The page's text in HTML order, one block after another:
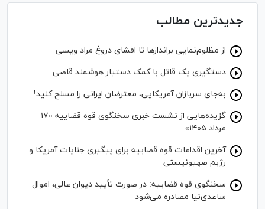
جدیدترین مطالب
از مظلوم‌نمایی برانداز‌ها تا افشای دروغ مراد ویسی
دستگیری یک قاتل با کمک دستیار هوشمند قاضی
به‌جای سربازان آمریکایی، معترضان ایرانی را مسلح کنید!
گزیده‌هایی از نشست خبری سخنگوی قوه قضاییه «۱۷
مرداد ۱۴۰۵»
آخرین اقدامات قوه قضاییه برای پیگیری جنایات آمریکا و
رژیم صهیونیستی
سخنگوی قوه قضاییه: در صورت تأیید دیوان عالی، اموال
ساعدی‌نیا مصادره می‌شود